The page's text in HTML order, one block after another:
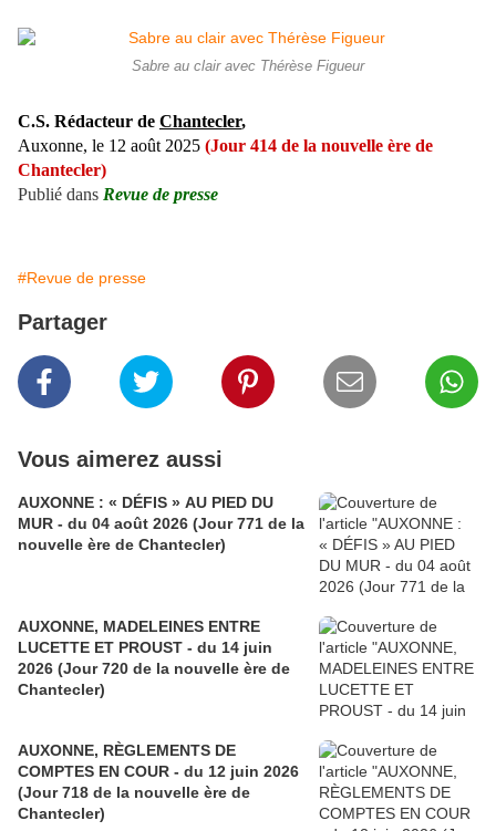
Sabre au clair avec Thérèse Figueur
C.S. Rédacteur de Chantecler,
Auxonne, le 12 août 2025 (Jour 414 de la nouvelle ère de
Chantecler)
Publié dans Revue de presse
#Revue de presse
Partager
Vous aimerez aussi
AUXONNE : « DÉFIS » AU PIED DU
MUR - du 04 août 2026 (Jour 771 de la
nouvelle ère de Chantecler)
AUXONNE, MADELEINES ENTRE
LUCETTE ET PROUST - du 14 juin
2026 (Jour 720 de la nouvelle ère de
Chantecler)
AUXONNE, RÈGLEMENTS DE
COMPTES EN COUR - du 12 juin 2026
(Jour 718 de la nouvelle ère de
Chantecler)